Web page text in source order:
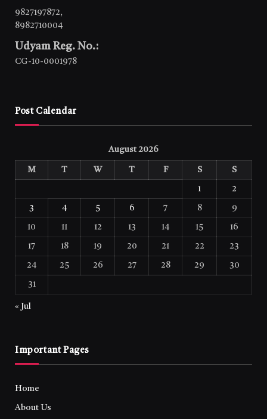
9827197872,
8982710004
Udyam Reg. No.:
CG-10-0001978
Post Calendar
August 2026
M T W T F S S
1 2
3 4 5 6 7 8 9
10 11 12 13 14 15 16
17 18 19 20 21 22 23
24 25 26 27 28 29 30
31
« Jul
Important Pages
Home
About Us